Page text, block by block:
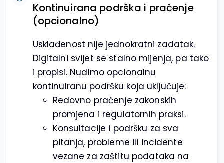
Kontinuirana podrška i praćenje
(opcionalno)
Usklađenost nije jednokratni zadatak.
Digitalni svijet se stalno mijenja, pa tako
i propisi. Nudimo opcionalnu
kontinuiranu podršku koja uključuje:
Redovno praćenje zakonskih
promjena i regulatornih praksi.
Konsultacije i podršku za sva
pitanja, probleme ili incidente
vezane za zaštitu podataka na